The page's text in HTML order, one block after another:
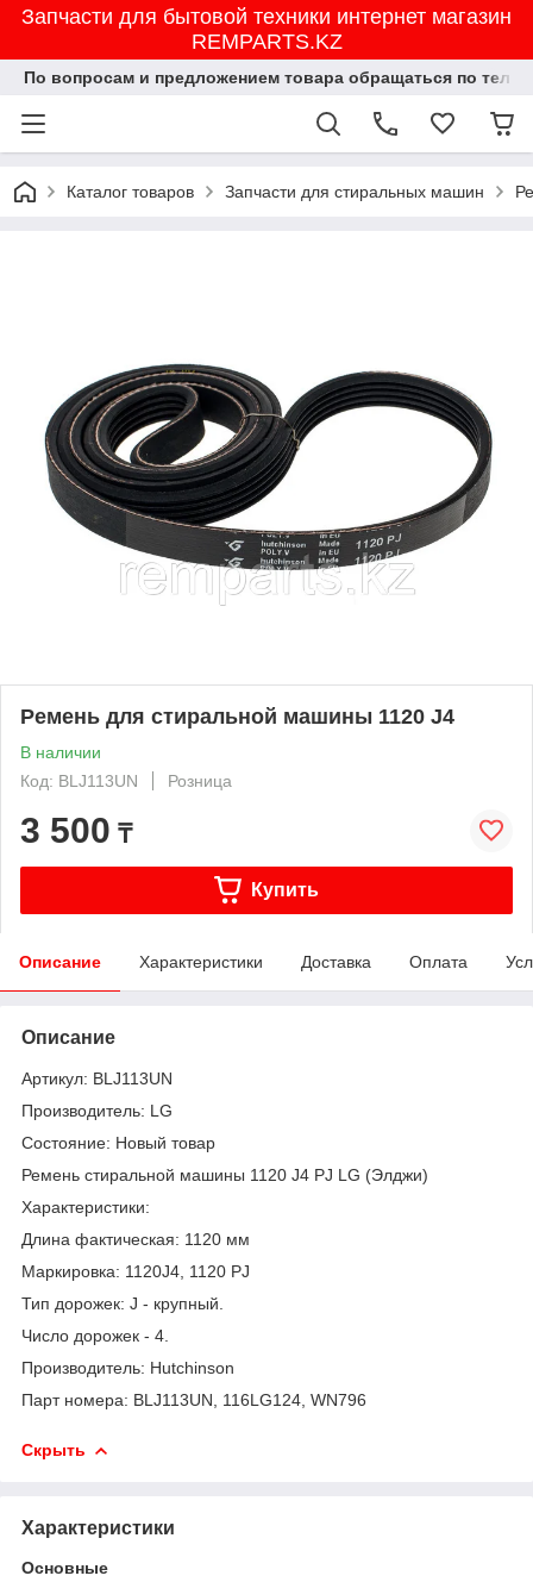
Запчасти для бытовой техники интернет магазин
REMPARTS.KZ
По вопросам и предложением товара обращаться по
Каталог товаров Запчасти для стиральных машин
Ремень для стиральной машины 1120 J4
В наличии
Код: BLJ113UN
Розница
3 500 ₸
Купить
Описание Характеристики Доставка Оплата
Описание
Артикул: BLJ113UN
Производитель: LG
Состояние: Новый товар
Ремень стиральной машины 1120 J4 PJ LG (Элджи)
Характеристики:
Длина фактическая: 1120 мм
Маркировка: 1120J4, 1120 PJ
Тип дорожек: J - крупный.
Число дорожек - 4.
Производитель: Hutchinson
Парт номера: BLJ113UN, 116LG124, WN796
Скрыть
Характеристики
Основные